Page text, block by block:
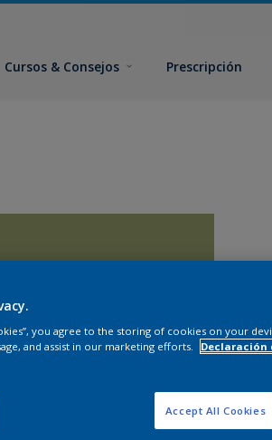
Cursos & Consejos Prescripción
you agree to the storing of cookies on your
and assist in our marketing efforts.
Declaración
Accept All Cookies